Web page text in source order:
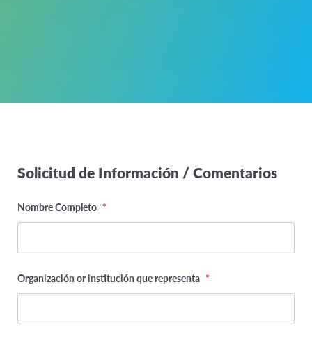
Solicitud de Información / Comentarios
X/Twitter
is
for
and
Nombre Completo *
Organización or institución que representa *